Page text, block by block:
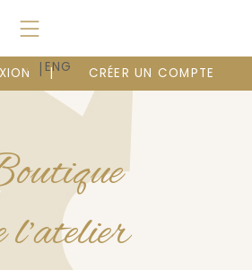
FR | ENG CRÉER UN COMPTE
l’atelier